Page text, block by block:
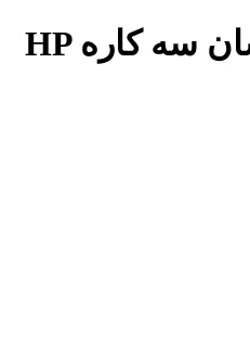
پرینتر جوهر افشان سه کاره HP